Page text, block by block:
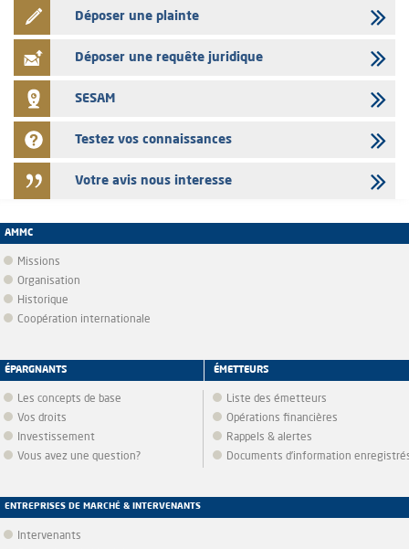
Déposer une plainte
Déposer une requête juridique
SESAM
Testez vos connaissances
Votre avis nous interesse
AMMC
Missions
Organisation
Historique
Coopération internationale
ÉPARGNANTS
Les concepts de base
Vos droits
Investissement
Vous avez une question?
ÉMETTEURS
Liste des émetteurs
Opérations financières
Rappels & alertes
Documents d’information
ENTREPRISES DE MARCHÉ & INTERVENANTS
Intervenants